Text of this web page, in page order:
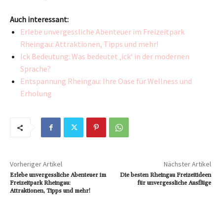
Auch interessant:
Erlebe unvergessliche Abenteuer im Freizeitpark
Rheingau: Attraktionen, Tipps und mehr!
Ick Bedeutung: Was bedeutet ‚ick‘ in der modernen
Sprache?
Entspannung Rheingau: Ihre Oase für Wellness und
Erholung
Vorheriger Artikel
Erlebe unvergessliche Abenteuer im
Freizeitpark Rheingau:
Attraktionen, Tipps und mehr!
Nächster Artikel
Die besten Rheingau Freizeitideen
für unvergessliche Ausflüge